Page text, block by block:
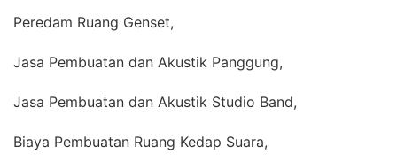
Peredam Ruang Genset,
Jasa Pembuatan dan Akustik Panggung,
Jasa Pembuatan dan Akustik Studio Band,
Biaya Pembuatan Ruang Kedap Suara,